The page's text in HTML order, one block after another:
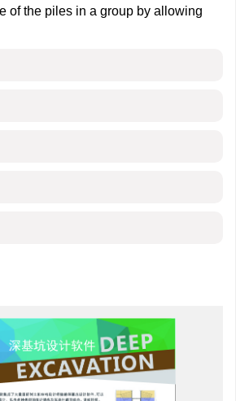
of the piles in a group by allowing